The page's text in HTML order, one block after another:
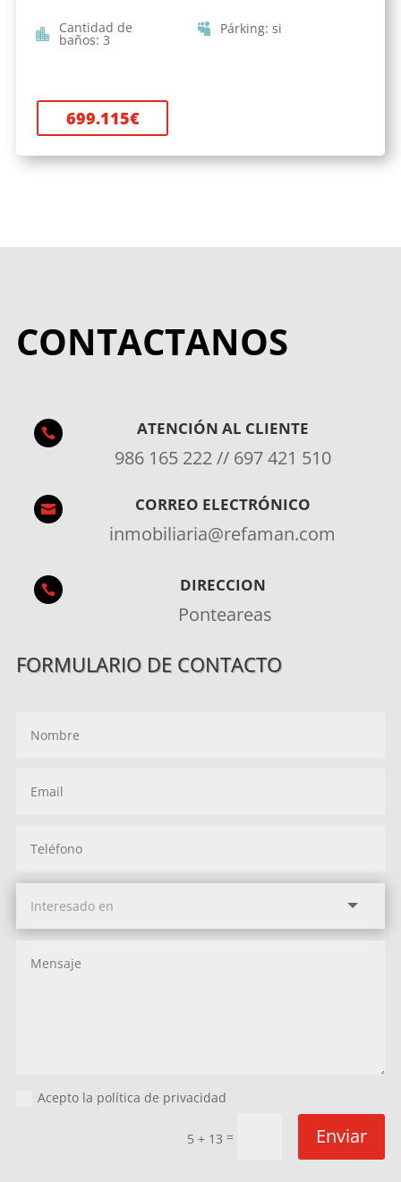
Cantidad de
baños: 3
Párking: si
699.115€
CONTACTANOS
 ATENCIÓN AL CLIENTE
986 165 222 // 697 421 510
 CORREO ELECTRÓNICO
inmobiliaria@refaman.com
 DIRECCION
Ponteareas
FORMULARIO DE CONTACTO
Acepto la política de privacidad
5 + 13 = Enviar